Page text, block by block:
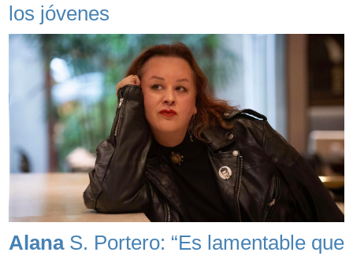
los jóvenes
AlanaS. Portero: “Es lamentable que